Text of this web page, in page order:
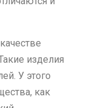
изделия
У этого
как